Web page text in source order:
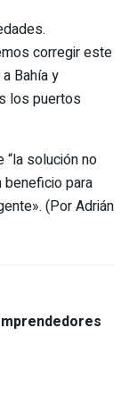
corregir este
Bahía y
los puertos
solución no
para
(Por Adrián